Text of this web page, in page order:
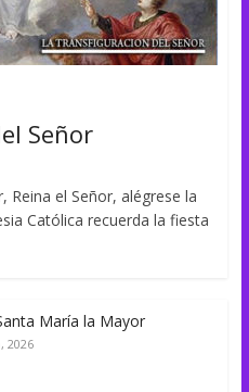
Señor
Reina el Señor, alégrese la
Católica recuerda la fiesta
María la Mayor
2026